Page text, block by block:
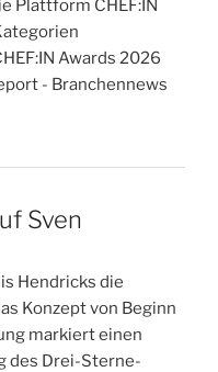
Plattform CHEF:IN
Awards 2026
- Branchennews
Sven
Hendricks die
Konzept von Beginn
markiert einen
des Drei-Sterne-